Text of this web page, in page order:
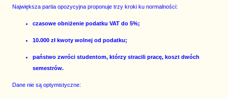
Największa partia opozycyjna proponuje trzy kroki ku normalności:
czasowe obniżenie podatku VAT do 5%;
10.000 zł kwoty wolnej od podatku;
państwo zwróci studentom, którzy stracili pracę, koszt dwóch
semestrów.
Dane nie są optymistyczne: